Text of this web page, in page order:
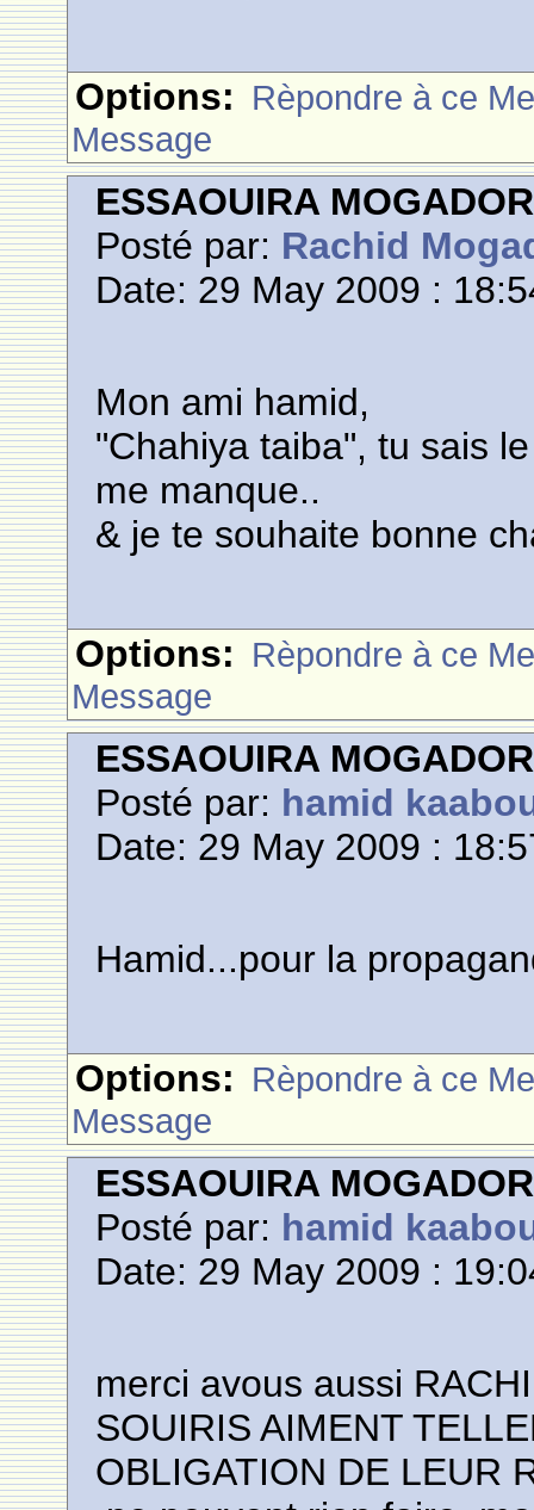
Options: Rèpondre à ce
Message
ESSAOUIRA MOGADOR
Posté par: Rachid
Date: 29 May 2009 :
Mon ami hamid,
"Chahiya taiba", tu sais
me manque..
& je te souhaite bonne
Options: Rèpondre à ce
Message
ESSAOUIRA MOGADOR
Posté par: hamid
Date: 29 May 2009 :
Hamid...pour la
Options: Rèpondre à ce
Message
ESSAOUIRA MOGADOR
Posté par: hamid
Date: 29 May 2009 :
merci avous aussi
SOUIRIS AIMENT
OBLIGATION DE LEUR